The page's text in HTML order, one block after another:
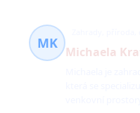
MK
Michaela